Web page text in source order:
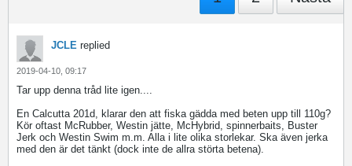
JCLE replied
2019-04-10, 09:17
Tar upp denna tråd lite igen....
En Calcutta 201d, klarar den att fiska gädda med beten upp till 110g?
Kör oftast McRubber, Westin jätte, McHybrid, spinnerbaits, Buster
Jerk och Westin Swim m.m. Alla i lite olika storlekar. Ska även jerka
med den är det tänkt (dock inte de allra störta betena).